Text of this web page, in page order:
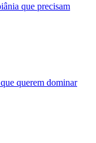
que precisam
querem dominar